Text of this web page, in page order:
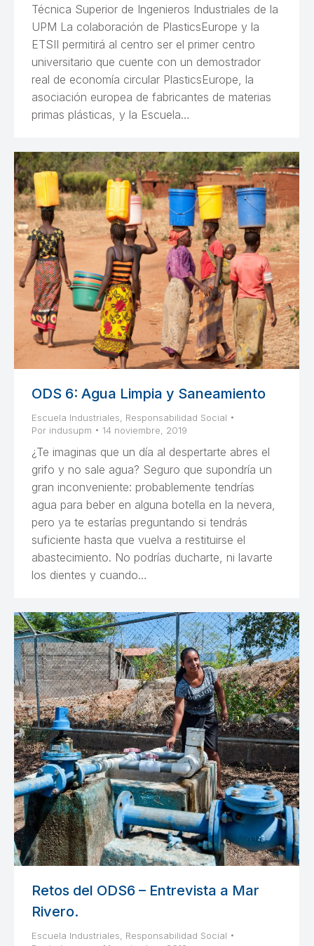
Técnica Superior de Ingenieros Industriales de la
UPM La colaboración de PlasticsEurope y la
ETSII permitirá al centro ser el primer centro
universitario que cuente con un demostrador
real de economía circular PlasticsEurope, la
asociación europea de fabricantes de materias
primas plásticas, y la Escuela…
ODS 6: Agua Limpia y Saneamiento
Escuela Industriales, Responsabilidad Social
Por indusupm 14 noviembre, 2019
¿Te imaginas que un día al despertarte abres el
grifo y no sale agua? Seguro que supondría un
gran inconveniente: probablemente tendrías
agua para beber en alguna botella en la nevera,
pero ya te estarías preguntando si tendrás
suficiente hasta que vuelva a restituirse el
abastecimiento. No podrías ducharte, ni lavarte
los dientes y cuando…
Retos del ODS6 – Entrevista a Mar
Rivero.
Escuela Industriales
Responsabilidad Social